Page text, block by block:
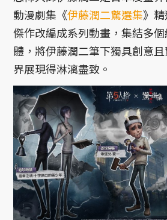
動漫劇集《伊藤潤二驚選集》
傑作改編成系列動畫，集結多
體，將伊藤潤二筆下獨具創意
界展現得淋漓盡致。